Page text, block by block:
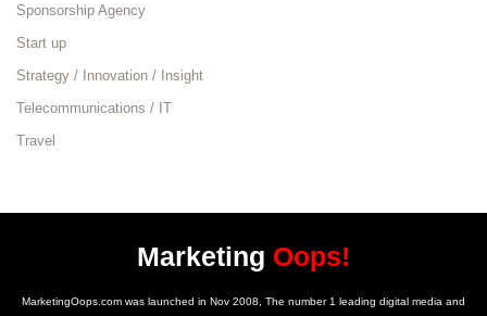
Sponsorship Agency
Start up
Strategy / Innovation / Insight
Telecommunications / IT
Travel
Marketing Oops!
MarketingOops.com was launched in Nov 2008, The number 1 leading digital media and